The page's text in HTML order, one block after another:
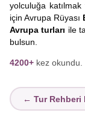
yolculuğa
için Avrupa Rüyası
Avrupa turları ile
bulsun.
4200+ kez okundu.
← Tur Rehberi